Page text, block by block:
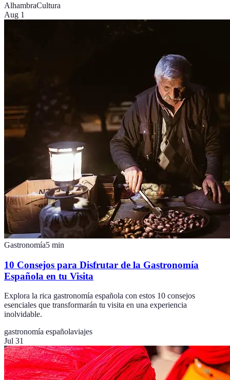
AlhambraCultura
Aug 1
Gastronomía5 min
10 Consejos para Disfrutar de la Gastronomía
Española en tu Visita
Explora la rica gastronomía española con estos 10 consejos
esenciales que transformarán tu visita en una experiencia
inolvidable.
gastronomía españolaviajes
Jul 31